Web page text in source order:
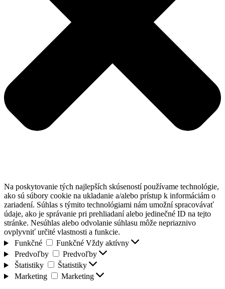
Na poskytovanie tých najlepších skúseností používame technológie,
ako sú súbory cookie na ukladanie a/alebo prístup k informáciám o
zariadení. Súhlas s týmito technológiami nám umožní spracovávať
údaje, ako je správanie pri prehliadaní alebo jedinečné ID na tejto
stránke. Nesúhlas alebo odvolanie súhlasu môže nepriaznivo
ovplyvniť určité vlastnosti a funkcie.
Funkčné
Funkčné Vždy aktívny
Predvoľby
Predvoľby
Štatistiky
Štatistiky
Marketing
Marketing